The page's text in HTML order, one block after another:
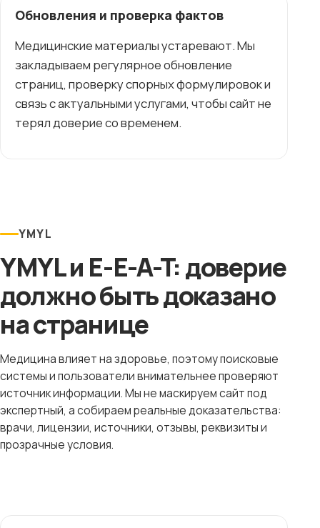
Обновления и проверка фактов
Медицинские материалы устаревают. Мы
закладываем регулярное обновление
страниц, проверку спорных формулировок и
связь с актуальными услугами, чтобы сайт не
терял доверие со временем.
YMYL
YMYL и E-E-A-T: доверие
должно быть доказано
на странице
Медицина влияет на здоровье, поэтому поисковые
системы и пользователи внимательнее проверяют
источник информации. Мы не маскируем сайт под
экспертный, а собираем реальные доказательства:
врачи, лицензии, источники, отзывы, реквизиты и
прозрачные условия.